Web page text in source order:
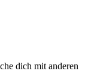
dich mit anderen